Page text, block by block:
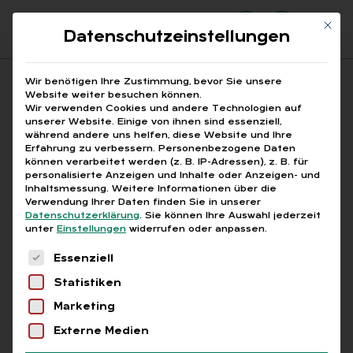
Suchfeld
Suchen
Breadcrumb-Navigation
STARTSEITE HR SOFTWARE ANBIETER
Alle Bei­trä­ge mit dem
Schlag­wort „HR Soft­
ware An­bie­ter“
Mit
Datenschutzeinstellungen
Wir benötigen Ihre Zustimmung, bevor Sie unsere
Website weiter besuchen können.
Wir verwenden Cookies und andere Technologien auf
unserer Website. Einige von ihnen sind essenziell,
während andere uns helfen, diese Website und Ihre
Erfahrung zu verbessern. Personenbezogene Daten
können verarbeitet werden (z. B. IP-Adressen), z. B. für
personalisierte Anzeigen und Inhalte oder Anzeigen- und
Inhaltsmessung. Weitere Informationen über die
Verwendung Ihrer Daten finden Sie in unserer
Datenschutzerklärung. Sie können Ihre Auswahl jederzeit
unter Einstellungen widerrufen oder anpassen.
Es folgt eine Liste der Service-Gruppen, für
Essenziell
Statistiken
Marketing
Externe Medien